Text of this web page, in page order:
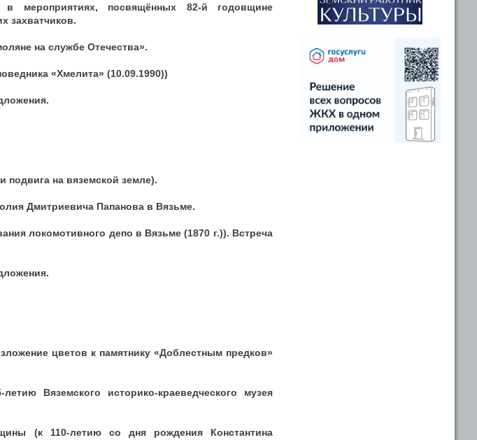
мероприятиях, посвящённых 82-й годовщине
захватчиков.
на службе Отечества».
«Хмелита» (10.09.1990))
подвига на вяземской земле).
Дмитриевича Папанова в Вязьме.
локомотивного депо в Вязьме (1870 г.)). Встреча
цветов к памятнику «Доблестным предков»
Вяземского историко-краеведческого музея
(к 110-летию со дня рождения Константина